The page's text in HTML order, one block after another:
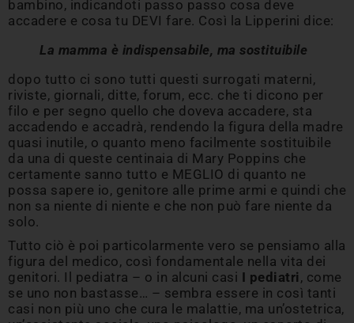
bambino, indicandoti passo passo cosa deve
accadere e cosa tu DEVI fare. Così la Lipperini dice:
La mamma è indispensabile, ma sostituibile
dopo tutto ci sono tutti questi surrogati materni,
riviste, giornali, ditte, forum, ecc. che ti dicono per
filo e per segno quello che doveva accadere, sta
accadendo e accadrà, rendendo la figura della madre
quasi inutile, o quanto meno facilmente sostituibile
da una di queste centinaia di Mary Poppins che
certamente sanno tutto e MEGLIO di quanto ne
possa sapere io, genitore alle prime armi e quindi che
non sa niente di niente e che non può fare niente da
solo.
Tutto ciò è poi particolarmente vero se pensiamo alla
figura del medico, così fondamentale nella vita dei
genitori. Il pediatra – o in alcuni casi I pediatri , come
se uno non bastasse… – sembra essere in così tanti
casi non più uno che cura le malattie, ma un’ostetrica,